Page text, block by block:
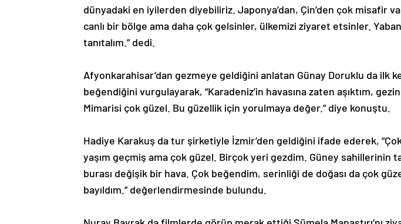
dünyadaki en iyilerden diyebiliriz. Japonya’dan, Çin’den çok misafir
canlı bir bölge ama daha çok gelsinler, ülkemizi ziyaret etsinler.
tanıtalım.” dedi.
Afyonkarahisar’dan gezmeye geldiğini anlatan Günay Doruklu da ilk
beğendiğini vurgulayarak, “Karadeniz’in havasına zaten aşıktım,
Mimarisi çok güzel. Bu güzellik için yorulmaya değer.” diye konuştu.
Hadiye Karakuş da tur şirketiyle İzmir’den geldiğini ifade ederek,
yaşım geçmiş ama çok güzel. Birçok yeri gezdim. Güney sahillerinin
burası değişik bir hava. Çok beğendim, serinliği de doğası da çok
bayıldım.” değerlendirmesinde bulundu.